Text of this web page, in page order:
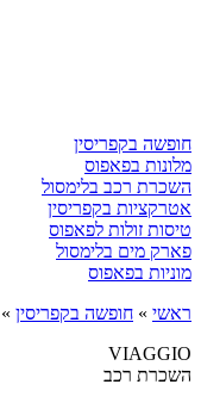
חופשה בקפריסין
מלונות בפאפוס
השכרת רכב בלימסול
אטרקציות בקפריסין
טיסות זולות לפאפוס
פארק מים בלימסול
מוניות בפאפוס
ראשי » חופשה בקפריסין »
VIAGGIO
השכרת רכב